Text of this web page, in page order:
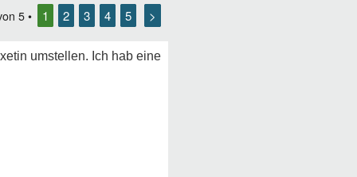
5 • 1 2 3 4 5 >
umstellen. Ich hab eine